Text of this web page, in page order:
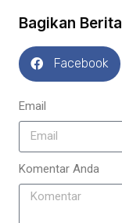
Bagikan Berita
Facebook
Email
Komentar Anda